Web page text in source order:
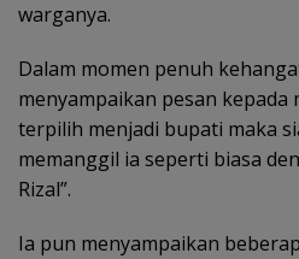
warganya.
Dalam momen penuh
menyampaikan pesan kepada
terpilih menjadi bupati maka
memanggil ia seperti biasa
Rizal”.
Ia pun menyampaikan